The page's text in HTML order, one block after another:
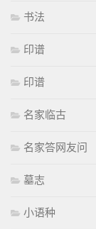
书法
印谱
印谱
名家临古
名家答网友问
墓志
小语种